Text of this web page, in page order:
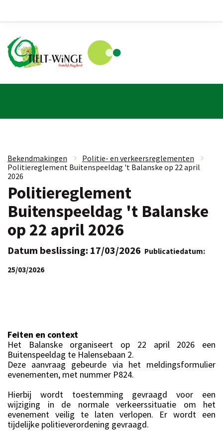
Bekendmakingen » Politie- en verkeersreglementen
»
Politiereglement Buitenspeeldag 't Balanske op 22 april
2026
Politiereglement
Buitenspeeldag 't Balanske
op 22 april 2026
Datum beslissing: 17/03/2026 Publicatiedatum:
25/03/2026
Feiten en context
Het Balanske organiseert op 22 april 2026 een
Buitenspeeldag te Halensebaan 2.
Deze aanvraag gebeurde via het meldingsformulier
evenementen, met nummer P824.
Hierbij wordt toestemming gevraagd voor een
wijziging in de normale verkeerssituatie om het
evenement veilig te laten verlopen. Er wordt een
tijdelijke politieverordening gevraagd.